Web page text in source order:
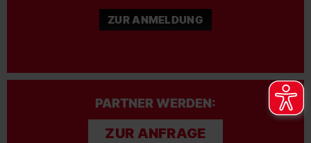
ZUR ANMELDUNG
PARTNER WERDEN:
ZUR ANFRAGE